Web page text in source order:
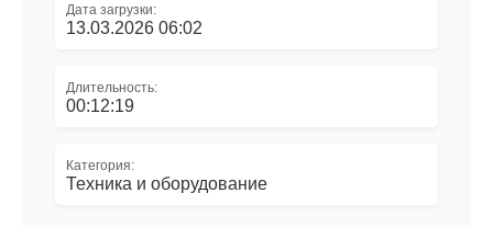
Дата загрузки:
13.03.2026 06:02
Длительность:
00:12:19
Категория:
Техника и оборудование